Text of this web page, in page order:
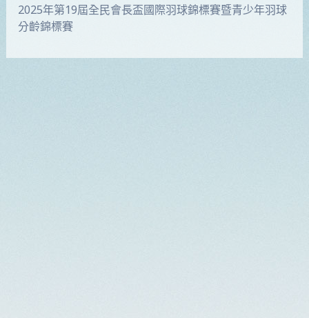
2025年第19屆全民會長盃國際羽球錦標賽暨青少年羽球
分齡錦標賽